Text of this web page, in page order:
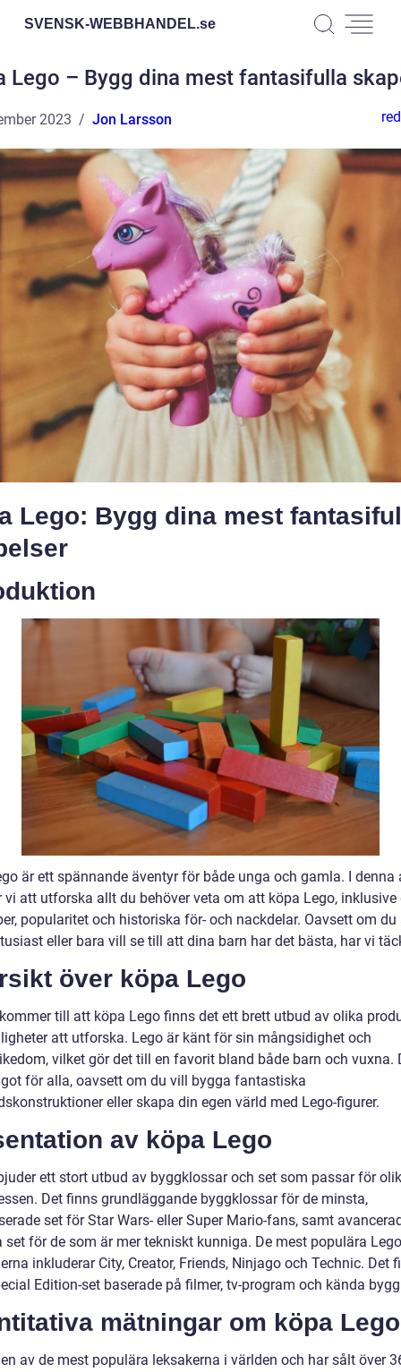
SVENSK-WEBBHANDEL.se
Lego – Bygg dina mest fantasifulla
2023 Jon Larsson
Lego: Bygg dina mest
är ett spännande äventyr för både unga och gamla. I denna
vi att utforska allt du behöver veta om att köpa Lego, inklusive
popularitet och historiska för- och nackdelar. Oavsett om du
eller bara vill se till att dina barn har det bästa, har vi
över köpa Lego
till att köpa Lego finns det ett brett utbud av olika
att utforska. Lego är känt för sin mångsidighet och
vilket gör det till en favorit bland både barn och vuxna.
för alla, oavsett om du vill bygga fantastiska
eller skapa din egen värld med Lego-figurer.
av köpa Lego
ett stort utbud av byggklossar och set som passar för
Det finns grundläggande byggklossar för de minsta,
set för Star Wars- eller Super Mario-fans, samt
set för de som är mer tekniskt kunniga. De mest populära
inkluderar City, Creator, Friends, Ninjago och Technic. Det
Edition-set baserade på filmer, tv-program och kända
mätningar om köpa Lego
av de mest populära leksakerna i världen och har sålt över